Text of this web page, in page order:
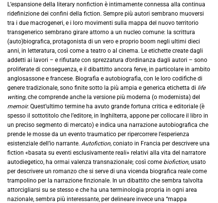
L’espansione della literary nonfiction è intimamente connessa alla continua
ridefinizione dei confini della fiction. Sempre più autori sembrano muoversi
tra i due macrogeneri, e i loro movimenti sulla mappa del nuovo territorio
transgenerico sembrano girare attorno a un nucleo comune: la scrittura
(auto)biografica, protagonista di un vero e proprio boom negli ultimi dieci
anni, in letteratura, così come a teatro o al cinema. Le etichette create dagli
addetti ai lavori – e rifiutate con sprezzatura d’ordinanza dagli autori – sono
proliferate di conseguenza, e il dibattitto ancora ferve, in particolare in ambito
anglosassone e francese. Biografìa e autobiografìa, con le loro codifìche di
genere tradizionale, sono finite sotto la più ampia e generica etichetta di life
writing, che comprende anche la versione più moderna (o modernista) del
memoir. Quest’ultimo termine ha avuto grande fortuna critica e editoriale (è
spesso il sottotitolo che l’editore, in Inghilterra, appone per collocare il libro in
un preciso segmento di mercato) e indica una narrazione autobiografica che
prende le mosse da un evento traumatico per ripercorrere l’esperienza
esistenziale dell’io narrante. Autofiction, coniato in Francia per descrivere una
fiction «basata su eventi esclusivamente reali» relativi alla vita del narratore
autodiegetico, ha ormai valenza transnazionale; così come biofiction, usato
per descrivere un romanzo che si serve di una vicenda biografica reale come
trampolino per la narrazione finzionale. In un dibattito che sembra talvolta
attorcigliarsi su se stesso e che ha una terminologia propria in ogni area
nazionale, sembra più interessante, per delineare invece una “mappa